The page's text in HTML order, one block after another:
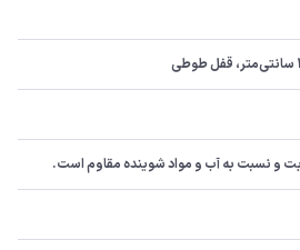
و نسبت به آب و مواد شوینده مقاوم است.